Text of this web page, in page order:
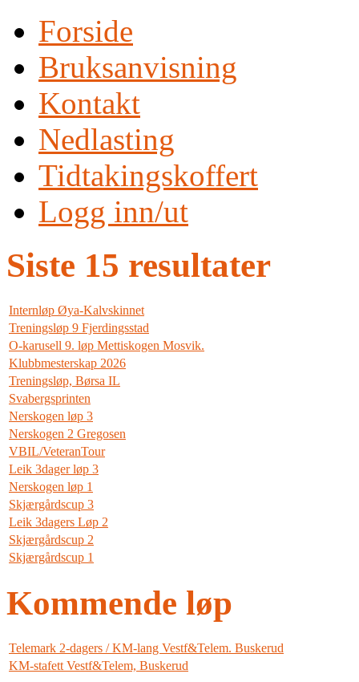
Forside
Bruksanvisning
Kontakt
Nedlasting
Tidtakingskoffert
Logg inn/ut
Siste 15 resultater
Internløp Øya-Kalvskinnet
Treningsløp 9 Fjerdingsstad
O-karusell 9. løp Mettiskogen Mosvik.
Klubbmesterskap 2026
Treningsløp, Børsa IL
Svabergsprinten
Nerskogen løp 3
Nerskogen 2 Gregosen
VBIL/VeteranTour
Leik 3dager løp 3
Nerskogen løp 1
Skjærgårdscup 3
Leik 3dagers Løp 2
Skjærgårdscup 2
Skjærgårdscup 1
Kommende løp
Telemark 2-dagers / KM-lang Vestf&Telem. Buskerud
KM-stafett Vestf&Telem, Buskerud